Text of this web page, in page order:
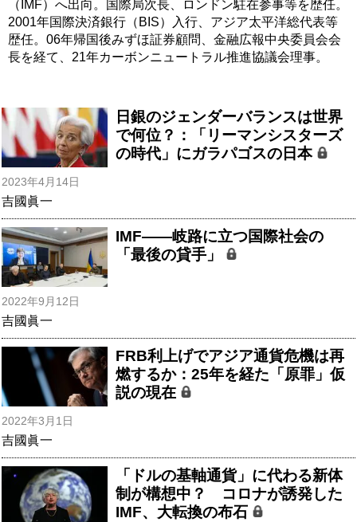
（IMF）へ出向。国際局次長、ロンドン駐在参事等を歴任。
2001年国際決済銀行（BIS）入行、アジア太平洋総代表等
歴任。06年帰国後みずほ証券顧問、金融広報中央委員会会
長を経て、21年カーボンニュートラル推進協議会理事。
日銀のジェンダーバランスは世界
で何位？：「リーマンシスターズ
の時代」にガラパゴスの日本
2023年4月14日
吉國眞一
IMF――岐路に立つ国際社会の
「最後の貸手」
2022年9月12日
吉國眞一
FRB利上げでアジア通貨危機は再
燃するか：25年を経た「原罪」仮
説の現在
2022年3月1日
吉國眞一
「ドルの基軸通貨」に代わる新体
制が構想中？ コロナが誘発した
IMF、大転換の布石